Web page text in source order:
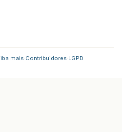
mais Contribuidores LGPD